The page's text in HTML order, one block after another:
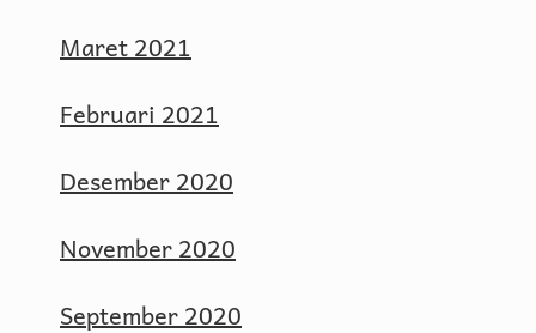
Maret 2021
Februari 2021
Desember 2020
November 2020
September 2020